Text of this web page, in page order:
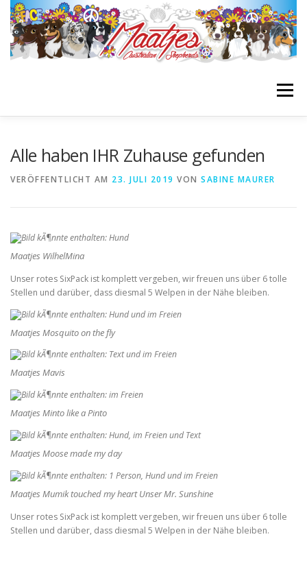
Zum
Inhalt
springen
Menü
LINKLIST
Alle haben IHR Zuhause gefunden
VERÖFFENTLICHT AM 23. JULI 2019 VON SABINE MAURER
Maatjes WilhelMina
Unser rotes SixPack ist komplett vergeben, wir freuen uns über 6 tolle
Stellen und darüber, dass diesmal 5 Welpen in der Nähe bleiben.
Maatjes Mosquito on the fly
Maatjes Mavis
Maatjes Minto like a Pinto
Maatjes Moose made my day
Maatjes Mumik touched my heart Unser Mr. Sunshine
Unser rotes SixPack ist komplett vergeben, wir freuen uns über 6 tolle
Stellen und darüber, dass diesmal 5 Welpen in der Nähe bleiben.